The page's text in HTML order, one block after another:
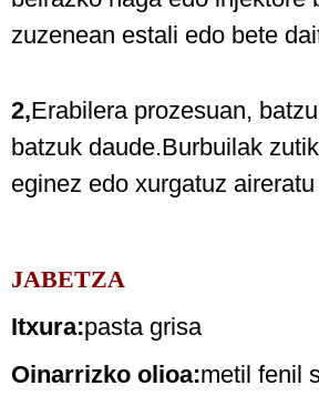
zuzenean estali edo bete
2,Erabilera prozesuan,
batzuk daude.Burbuilak
eginez edo xurgatuz
JABETZA
Itxura:pasta grisa
Oinarrizko olioa:metil fenil